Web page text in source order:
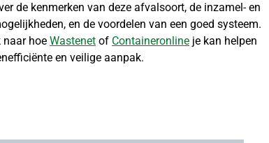
de kenmerken van deze afvalsoort, de inzamel- en
en de voordelen van een goed systeem.
naar hoe Wastenet of Containeronline je kan helpen
en veilige aanpak.